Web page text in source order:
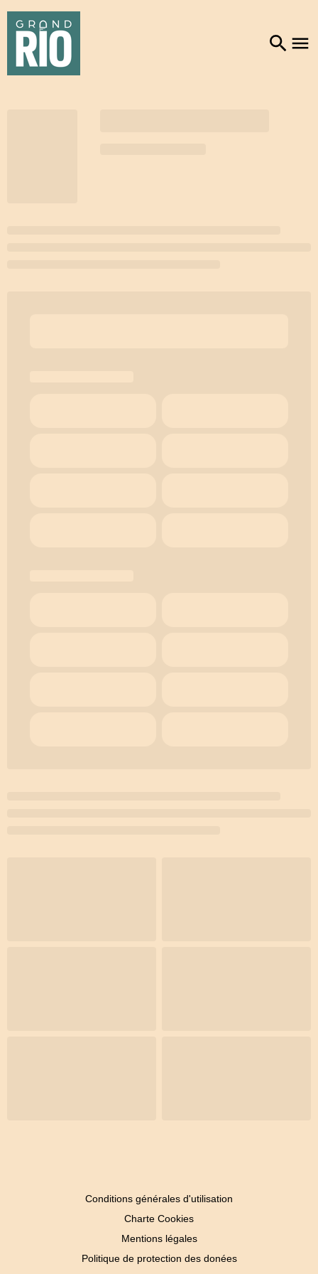
Conditions générales d'utilisation
Charte Cookies
Mentions légales
Politique de protection des donées